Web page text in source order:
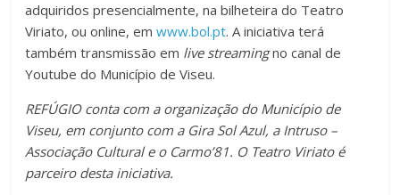
adquiridos presencialmente, na bilheteira do Teatro
Viriato, ou online, emwww.bol.pt. A iniciativa terá
também transmissão em live streamingno canal de
Youtube do Município de Viseu.
REFÚGIO conta com a organização do Município de
Viseu, em conjunto com a Gira Sol Azul, a Intruso –
Associação Cultural e o Carmo’81. O Teatro Viriato é
parceiro desta iniciativa.